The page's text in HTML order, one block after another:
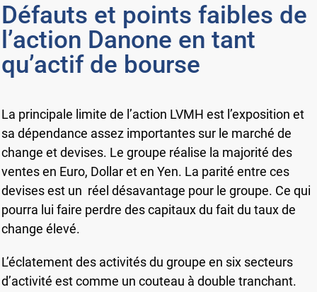
Défauts et points faibles de
l’action Danone en tant
qu’actif de bourse
La principale limite de l’action LVMH est l’exposition et
sa dépendance assez importantes sur le marché de
change et devises. Le groupe réalise la majorité des
ventes en Euro, Dollar et en Yen. La parité entre ces
devises est un réel désavantage pour le groupe. Ce qui
pourra lui faire perdre des capitaux du fait du taux de
change élevé.
L’éclatement des activités du groupe en six secteurs
d’activité est comme un couteau à double tranchant.